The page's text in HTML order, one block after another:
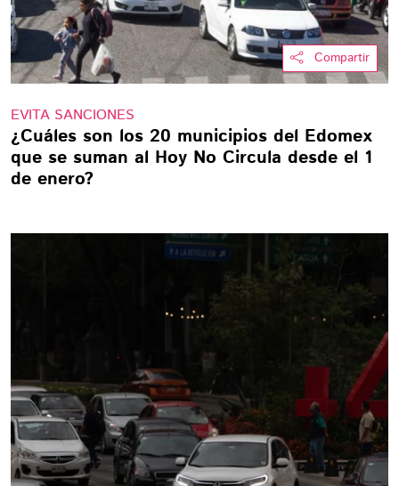
Compartir
EVITA SANCIONES
¿Cuáles son los 20 municipios del Edomex
que se suman al Hoy No Circula desde el 1
de enero?